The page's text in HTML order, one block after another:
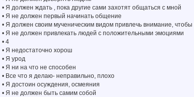
• Я должен ждать , пока другие сами захотят общаться с мной
• Я не должен первый начинать общение
• Я должен своим мученическим видом привлечь внимание,
• Я не должен привлекать людей с положительными эмоциями
• 4
• Я недостаточно хорош
• Я урод
• Я ни на что не способен
• Все что я делаю- неправильно, плохо
• Я достоин осуждения, осмеяния
• Я не должен быть самим собой